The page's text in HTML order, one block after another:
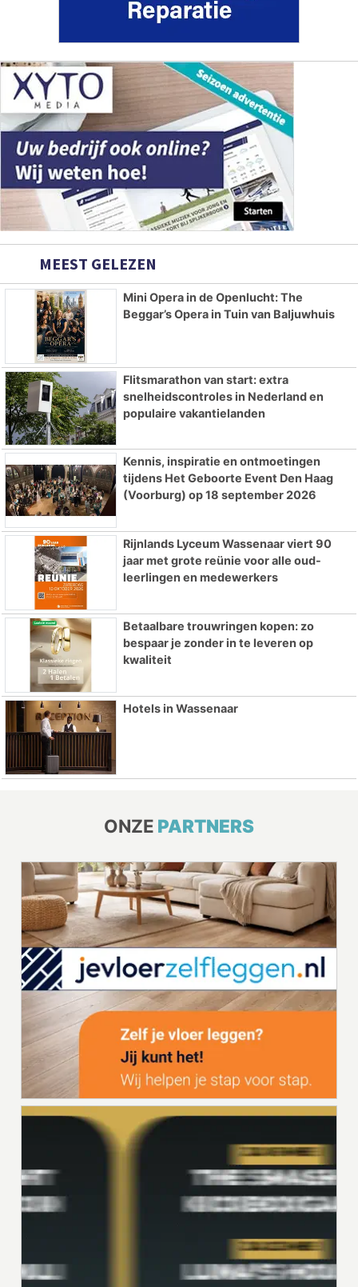
MEEST GELEZEN
Mini Opera in de Openlucht: The
Beggar’s Opera in Tuin van Baljuwhuis
Flitsmarathon van start: extra
snelheidscontroles in Nederland en
populaire vakantielanden
Kennis, inspiratie en ontmoetingen
tijdens Het Geboorte Event Den Haag
(Voorburg) op 18 september 2026
Rijnlands Lyceum Wassenaar viert 90
jaar met grote reünie voor alle oud-
leerlingen en medewerkers
Betaalbare trouwringen kopen: zo
bespaar je zonder in te leveren op
kwaliteit
Hotels in Wassenaar
ONZE PARTNERS